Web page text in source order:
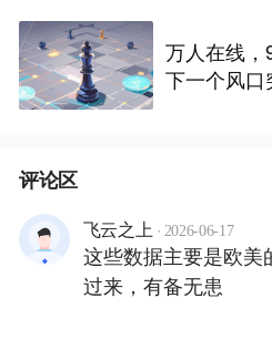
万人在线
下一个风口
评论区
飞云之上 · 2026-06-17
这些数据主要是欧美
过来，有备无患